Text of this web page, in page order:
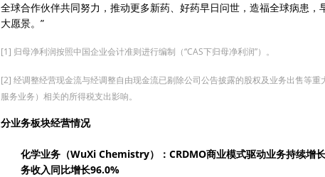
全球合作伙伴共同努力，推动更多新药、好药早日问世，造福全球病患，
大愿景。”
[1] 归母净利润按照中国企业会计准则进行编制（“CAS下归母净利润”）。
[2] 经调整经营现金流与经调整自由现金流已剔除公司公告披露的股权及业务出售等
服务业务）相关的所得税支出影响。
分业务板块经营情况
化学业务（WuXi Chemistry）：CRDMO商业模式驱动业务持续增
务收入同比增长96.0%